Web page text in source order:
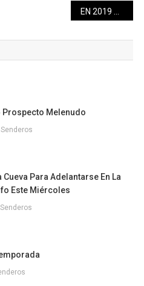
Prospecto Melenudo
Para Adelantarse En La
Este Miércoles